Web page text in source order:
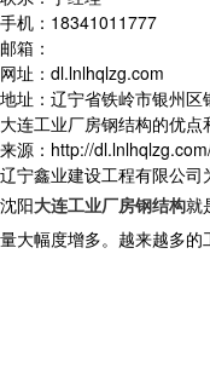
手机：18341011777
邮箱：
网址：dl.lnlhqlzg.com
地址：辽宁省铁岭市银州
大连工业厂房钢结构的优点
来源：http://
辽宁鑫业建设工程有限公司
沈阳大连工业厂房钢结构就
量大幅度增多。越来越多的